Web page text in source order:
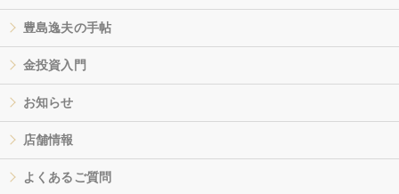
豊島逸夫の手帖
金投資入門
お知らせ
店舗情報
よくあるご質問